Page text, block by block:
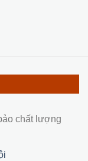
chất lượng